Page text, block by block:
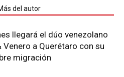
del autor
llegará el dúo venezolano
Venero a Querétaro con su
migración